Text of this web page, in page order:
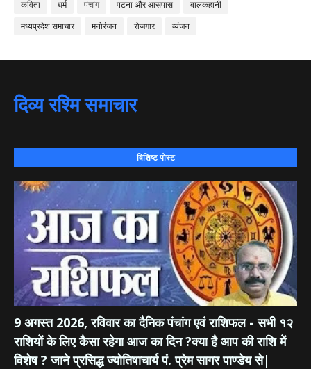
कविता धर्म पंचांग पटना और आसपास
बालकहानी
मध्यप्रदेश समाचार
मनोरंजन रोजगार व्यंजन
दिव्य रश्मि समाचार
विशिष्ट पोस्ट
9 अगस्त 2026, रविवार का दैनिक पंचांग एवं राशिफल - सभी १२
राशियों के लिए कैसा रहेगा आज का दिन ?क्या है आप की राशि में
विशेष ? जाने प्रसिद्ध ज्योतिषाचार्य पं. प्रेम सागर पाण्डेय से|